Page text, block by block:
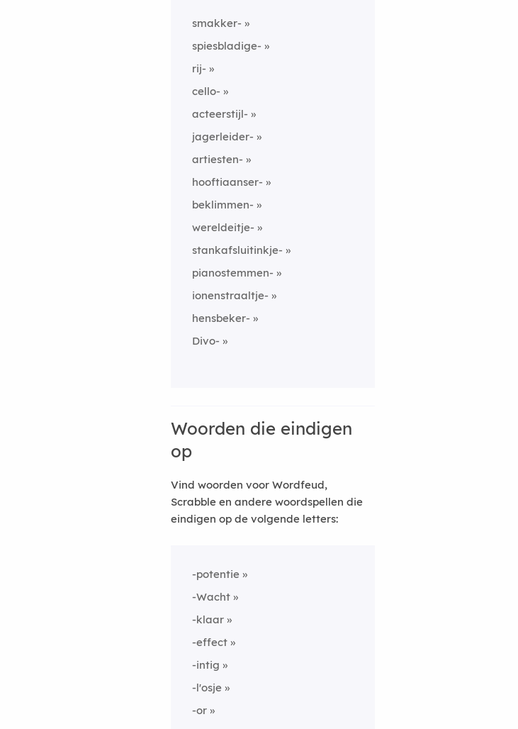
smakker-
spiesbladige-
rij-
cello-
acteerstijl-
jagerleider-
artiesten-
hooftiaanser-
beklimmen-
wereldeitje-
stankafsluitinkje-
pianostemmen-
ionenstraaltje-
hensbeker-
Divo-
Woorden die eindigen
op
Vind woorden voor Wordfeud,
Scrabble en andere woordspellen die
eindigen op de volgende letters:
-potentie
-Wacht
-klaar
-effect
-intig
-l'osje
-or